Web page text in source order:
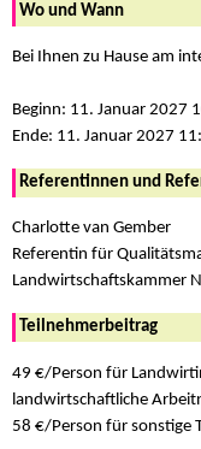
Wo und Wann
Bei Ihnen zu Hause am
Beginn: 11. Januar 2027
Ende: 11. Januar 2027
Referentinnen und
Charlotte van Gember
Referentin für
Landwirtschaftskammer
Teilnehmerbeitrag
49 €/Person für
landwirtschaftliche
58 €/Person für sonstige